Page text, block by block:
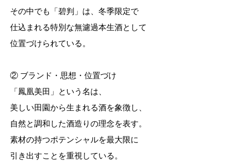
その中でも「碧判」は、冬季限定で
仕込まれる特別な無濾過本生酒として
位置づけられている。
② ブランド・思想・位置づけ
「鳳凰美田」という名は、
美しい田園から生まれる酒を象徴し、
自然と調和した酒造りの理念を表す。
素材の持つポテンシャルを最大限に
引き出すことを重視している。